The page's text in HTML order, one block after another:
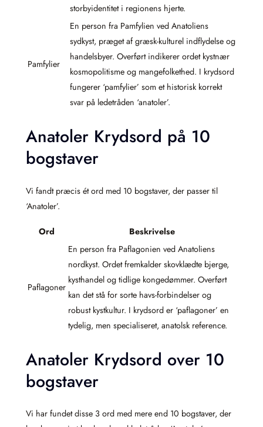
storbyidentitet i regionens hjerte.
Pamfylier
En person fra Pamfylien ved Anatoliens
sydkyst, præget af græsk-kulturel indflydelse og
handelsbyer. Overført indikerer ordet kystnær
kosmopolitisme og mangefolkethed. I krydsord
fungerer ‘pamfylier’ som et historisk korrekt
svar på ledetråden ‘anatoler’.
Anatoler Krydsord på 10
bogstaver
Vi fandt præcis ét ord med 10 bogstaver, der passer til
‘Anatoler’.
Ord Beskrivelse
Paflagoner
En person fra Paflagonien ved Anatoliens
nordkyst. Ordet fremkalder skovklædte bjerge,
kysthandel og tidlige kongedømmer. Overført
kan det stå for sorte havs-forbindelser og
robust kystkultur. I krydsord er ‘paflagoner’ en
tydelig, men specialiseret, anatolsk reference.
Anatoler Krydsord over 10
bogstaver
Vi har fundet disse 3 ord med mere end 10 bogstaver, der